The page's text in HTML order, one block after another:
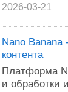
2026-03-21
Nano Banana
контента
Платформа
и обработки